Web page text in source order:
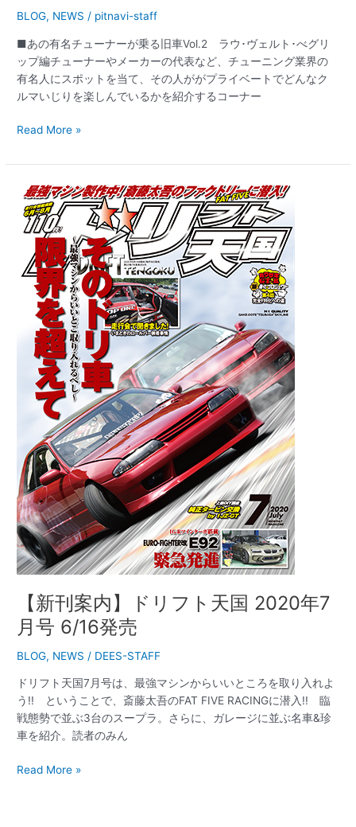
BLOG, NEWS / pitnavi-staff
■あの有名チューナーが乗る旧車Vol.2 ラウ･ヴェルト･べグリ
ップ編チューナーやメーカーの代表など、チューニング業界の
有名人にスポットを当て、その人ががプライベートでどんなク
ルマいじりを楽しんでいるかを紹介するコーナー
Read More »
【新刊案内】ドリフト天国 2020年7
月号 6/16発売
BLOG, NEWS / DEES-STAFF
ドリフト天国7月号は、最強マシンからいいところを取り入れよ
う!! ということで、斎藤太吾のFAT FIVE RACINGに潜入!! 臨
戦態勢で並ぶ3台のスープラ。さらに、ガレージに並ぶ名車&珍
車を紹介。読者のみん
【新
刊
案
内】
リ
2020
6/16
発
売
Read More »